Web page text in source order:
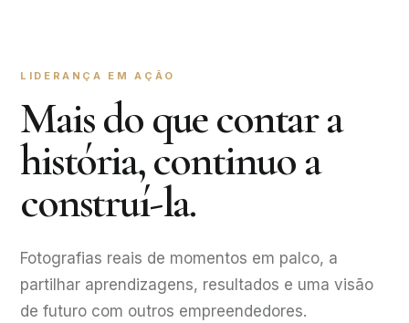
LIDERANÇA EM AÇÃO
Mais do que contar a
história, continuo a
construí-la.
Fotografias reais de momentos em palco, a
partilhar aprendizagens, resultados e uma visão
de futuro com outros empreendedores.